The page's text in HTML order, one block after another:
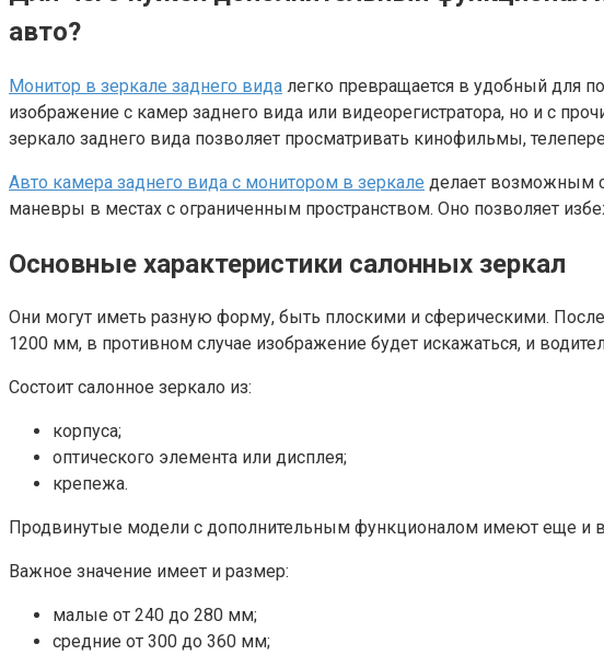
авто?
Монитор в зеркале заднего вида легко превращается в удобный для
изображение с камер заднего вида или видеорегистратора, но и с
зеркало заднего вида позволяет просматривать кинофильмы,
Авто камера заднего вида с монитором в зеркале делает возможным
маневры в местах с ограниченным пространством. Оно позволяет
Основные характеристики салонных зеркал
Они могут иметь разную форму, быть плоскими и сферическими.
1200 мм, в противном случае изображение будет искажаться, и
Состоит салонное зеркало из:
корпуса;
оптического элемента или дисплея;
крепежа.
Продвинутые модели с дополнительным функционалом имеют еще и
Важное значение имеет и размер:
малые от 240 до 280 мм;
средние от 300 до 360 мм;